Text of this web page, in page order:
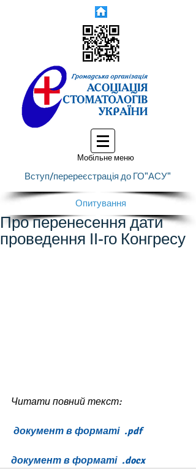
Мобільне меню
Вступ/перереєстрація до ГО"АСУ"
Опитування
Про перенесення дати
проведення ІІ-го Конгресу
Читати повний текст:
документ в форматі  .pdf
документ в форматі  .docx